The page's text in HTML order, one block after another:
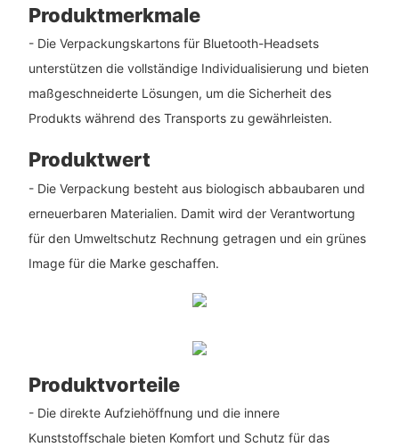
Produktmerkmale
- Die Verpackungskartons für Bluetooth-Headsets
unterstützen die vollständige Individualisierung und bieten
maßgeschneiderte Lösungen, um die Sicherheit des
Produkts während des Transports zu gewährleisten.
Produktwert
- Die Verpackung besteht aus biologisch abbaubaren und
erneuerbaren Materialien. Damit wird der Verantwortung
für den Umweltschutz Rechnung getragen und ein grünes
Image für die Marke geschaffen.
Produktvorteile
- Die direkte Aufziehöffnung und die innere
Kunststoffschale bieten Komfort und Schutz für das